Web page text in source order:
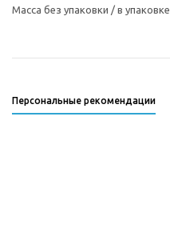
Масса без упаковки / в упаковке
Персональные рекомендации